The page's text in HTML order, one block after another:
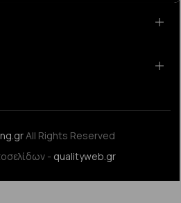
All Rights Reserved
- qualityweb.gr